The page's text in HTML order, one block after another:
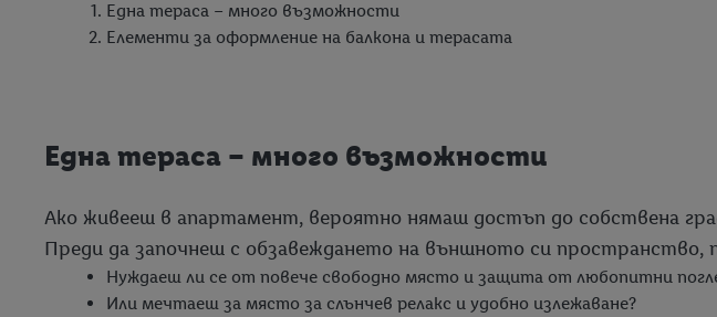
Една тераса – много възможности
Елементи за оформление на балкона и терасата
Една тераса – много възможности
Ако живееш в апартамент, вероятно нямаш достъп до собствена
Преди да започнеш с обзавеждането на външното си пространство,
Нуждаеш ли се от повече свободно място и защита от любопитни
Или мечтаеш за място за слънчев релакс и удобно излежаване?